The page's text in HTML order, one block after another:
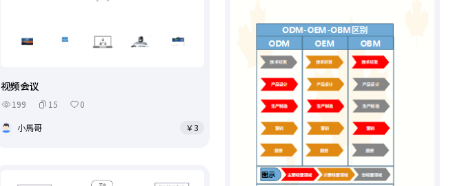
视频会议
199 15
0
小馬哥
￥3